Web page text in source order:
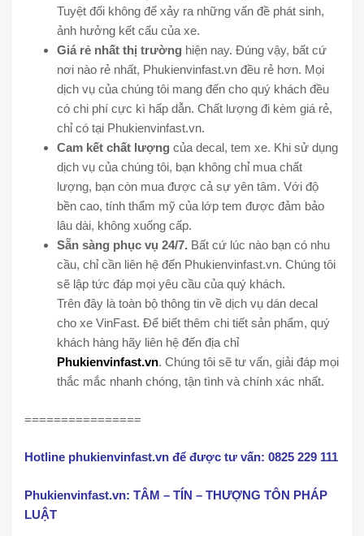
Tuyệt đối không để xảy ra những vấn đề phát sinh,
ảnh hưởng kết cấu của xe.
Giá rẻ nhất thị trường hiện nay. Đúng vậy, bất cứ
nơi nào rẻ nhất, Phukienvinfast.vn đều rẻ hơn. Mọi
dịch vụ của chúng tôi mang đến cho quý khách đều
có chi phí cực kì hấp dẫn. Chất lượng đi kèm giá rẻ,
chỉ có tại Phukienvinfast.vn.
Cam kết chất lượng của decal, tem xe. Khi sử dụng
dịch vụ của chúng tôi, bạn không chỉ mua chất
lượng, bạn còn mua được cả sự yên tâm. Với độ
bền cao, tính thẩm mỹ của lớp tem được đảm bảo
lâu dài, không xuống cấp.
Sẵn sàng phục vụ 24/7. Bất cứ lúc nào bạn có nhu
cầu, chỉ cần liên hệ đến Phukienvinfast.vn. Chúng tôi
sẽ lập tức đáp mọi yêu cầu của quý khách.
Trên đây là toàn bộ thông tin về dịch vụ dán decal
cho xe VinFast. Để biết thêm chi tiết sản phẩm, quý
khách hàng hãy liên hệ đến địa chỉ
Phukienvinfast.vn. Chúng tôi sẽ tư vấn, giải đáp mọi
thắc mắc nhanh chóng, tận tình và chính xác nhất.
================
Hotline phukienvinfast.vn để được tư vấn: 0825 229 111
Phukienvinfast.vn: TÂM – TÍN – THƯỢNG TÔN PHÁP
LUẬT